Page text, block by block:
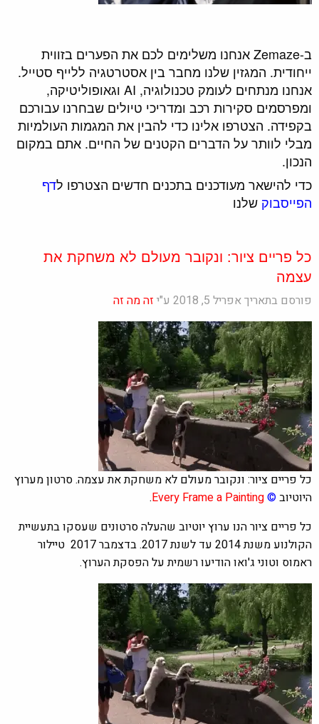
ב-Zemaze אנחנו משלימים לכם את הפערים בזווית
ייחודית. המגזין שלנו מחבר בין אסטרטגיה ללייף סטייל.
אנחנו מנתחים לעומק טכנולוגיה, AI וגאופוליטיקה,
ומפרסמים סקירות רכב ומדריכי טיולים שבחרנו עבורכם
בקפידה. הצטרפו אלינו כדי להבין את המגמות העולמיות
מבלי לוותר על הדברים הקטנים של החיים. אתם במקום
הנכון.
כדי להישאר מעודכנים בתכנים חדשים הצטרפו ל דף
הפייסבוקשלנו
כל פריים ציור: ונקובר מעולם לא משחקת את
עצמה
פורסם בתאריך אפריל 5, 2018 ע"י זה מה זה
כל פריים ציור: ונקובר מעולם לא משחקת את עצמה. סרטון מערוץ
היוטיוב©
Every Frame a Painting
.
כל פריים ציור הנו ערוץ יוטיוב שהעלה סרטונים שעסקו בתעשיית
הקולנוע משנת 2014 עד לשנת 2017. בדצמבר 2017 טיילור
ראמוס וטוני ג'ואו הודיעו רשמית על הפסקת הערוץ.